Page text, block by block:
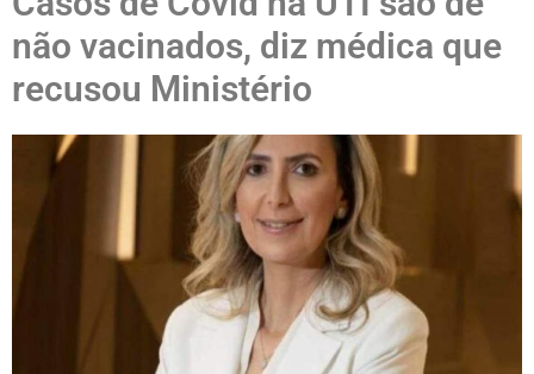
não vacinados, diz médica que
recusou Ministério